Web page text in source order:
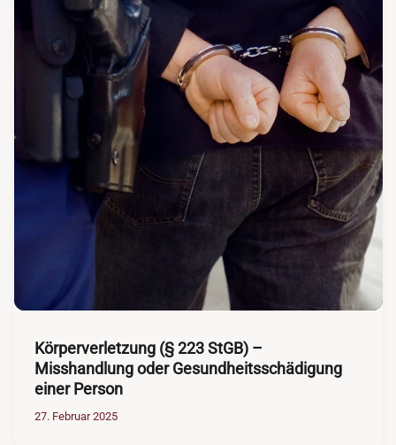
Körperverletzung (§ 223 StGB) –
Misshandlung oder Gesundheitsschädigung
einer Person
27. Februar 2025